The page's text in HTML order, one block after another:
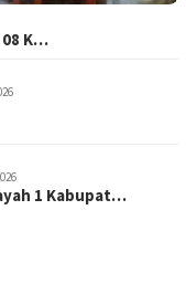
08 K…
1 Kabupat…